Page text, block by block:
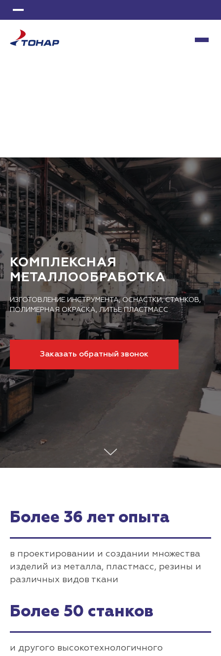
КОМПЛЕКСНАЯ
МЕТАЛЛООБРАБОТКА
ИЗГОТОВЛЕНИЕ ИНСТРУМЕНТА, ОСНАСТКИ, СТАНКОВ,
ПОЛИМЕРНАЯ ОКРАСКА, ЛИТЬЕ ПЛАСТМАСС
Заказать обратный звонок
Более 36 лет опыта
в проектировании и создании множества
изделий из металла, пластмасс, резины и
различных видов ткани
Более 50 станков
и другого высокотехнологичного